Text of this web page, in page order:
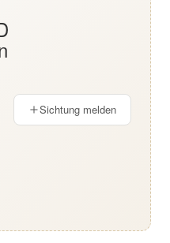
Sichtung melden